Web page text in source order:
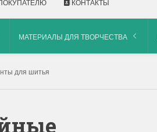
МАТЕРИАЛЫ ДЛЯ ТВОРЧЕСТВА
для шитья